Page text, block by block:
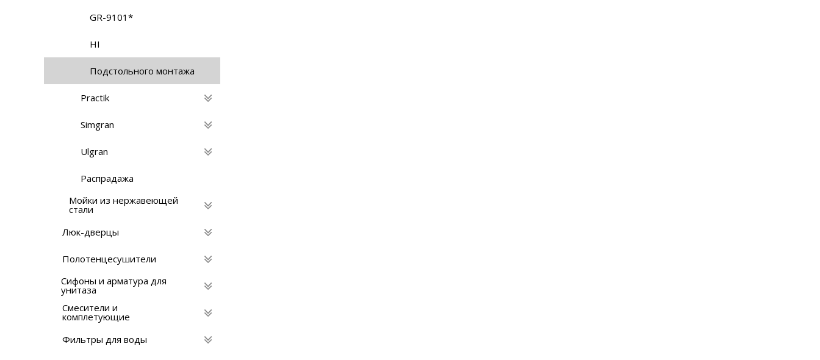
GR-9101*
HI
Подстольного монтажа
Practik
Simgran
Ulgran
Распрадажа
Мойки из нержавеющей
стали
Люк-дверцы
Полотенцесушители
Сифоны и арматура для
унитаза
Смесители и
комплетующие
Фильтры для воды